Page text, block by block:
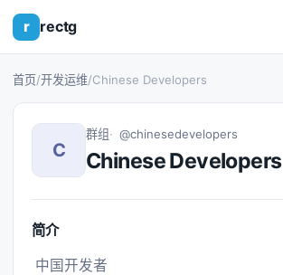
r rectg
首页/开发运维/Chinese Developers
C
群组 @chinesedevelopers
Chinese Developers
简介
中国开发者